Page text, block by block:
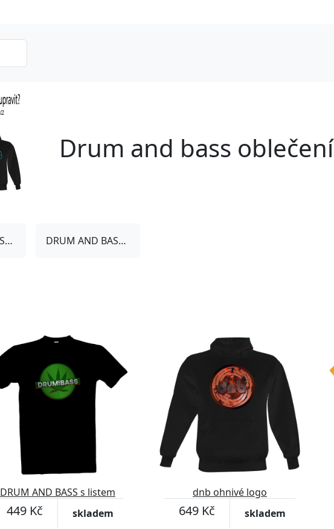
Drum and bass oblečení
DRUM AND BASS TRIČKA DRUM AND BASS doplňky
DRUM AND BASS s listem
konopí tričko
449 Kč skladem
dnb ohnivé logo
649 Kč skladem